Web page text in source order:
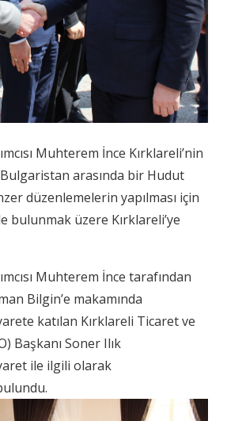
Muhterem İnce Kırklareli’nin
arasında bir Hudut
düzenlemelerin yapılması için
bulunmak üzere Kırklareli’ye
Muhterem İnce tarafından
Bilgin’e makamında
katılan Kırklareli Ticaret ve
Başkanı Soner Ilık
ile ilgili olarak